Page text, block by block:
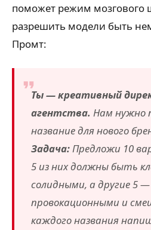
поможет режим мозгового
разрешить модели быть
Промт:
Ты — креативный
агентства. Нам нужно
название для нового
Задача:Предложи 10
5 из них должны быть
солидными, а другие 5
провокационными и
каждого названия